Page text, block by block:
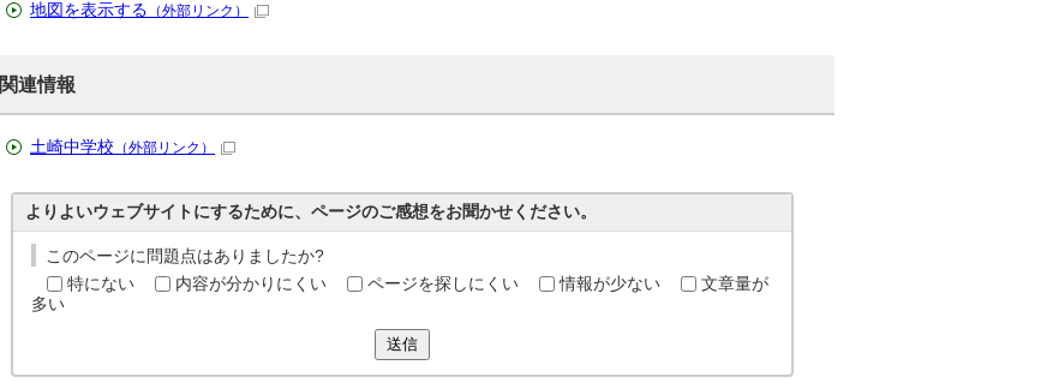
地図を表示する （外部リンク）
関連情報
土崎中学校 （外部リンク）
よりよいウェブサイトにするために、ページのご感想をお聞かせください。
このページに問題点はありましたか?
特にない
内容が分かりにくい ページを探しにくい 情報が少ない
文章量が
多い
送信